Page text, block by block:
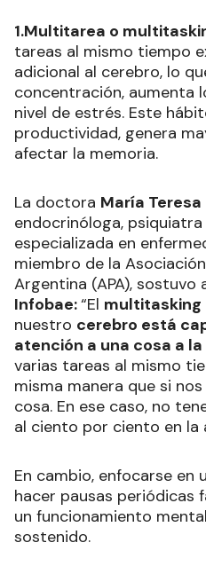
1.Multitarea o
tareas al mismo tiempo
adicional al cerebro, lo
concentración, aumenta
nivel de estrés. Este
productividad, genera
afectar la memoria.
La doctora María
endocrinóloga,
especializada en
miembro de la
Argentina (APA),
Infobae:“El multitasking
nuestro cerebro está
atención a una cosa a la
varias tareas al mismo
misma manera que si
cosa. En ese caso, no
al ciento por ciento en la
En cambio, enfocarse en
hacer pausas periódicas
un funcionamiento
sostenido.